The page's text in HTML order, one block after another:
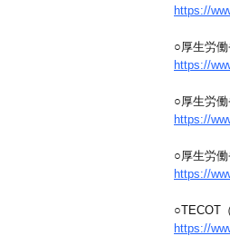
https://
○厚生労
https://
○厚生労
https://
○厚生労働
https://
○TECOT
https://